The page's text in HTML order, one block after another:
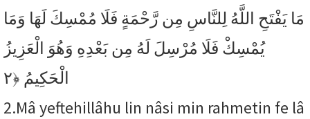
مَا يَفْتَحِ اللَّهُ لِلنَّاسِ مِن رَّحْمَةٍ فَلَا مُمْسِكَ لَهَا وَمَا
يُمْسِكْ فَلَا مُرْسِلَ لَهُ مِن بَعْدِهِ وَهُوَ الْعَزِيزُ
الْحَكِيمُ ﴿٢
2.Mâ yeftehillâhu lin nâsi min rahmetin fe lâ